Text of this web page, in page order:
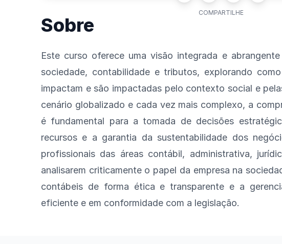
COMPARTILHE
Sobre
Este curso oferece uma visão integrada e
sociedade, contabilidade e tributos, explorando
impactam e são impactadas pelo contexto social e
cenário globalizado e cada vez mais complexo, a
é fundamental para a tomada de decisões
recursos e a garantia da sustentabilidade dos
profissionais das áreas contábil, administrativa,
analisarem criticamente o papel da empresa na
contábeis de forma ética e transparente e a
eficiente e em conformidade com a legislação.